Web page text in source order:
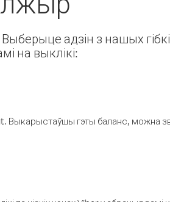
адзін з нашых
на выклікі:
Выкарыстаўшы гэты баланс, можна